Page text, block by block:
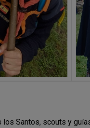
Santos, scouts y